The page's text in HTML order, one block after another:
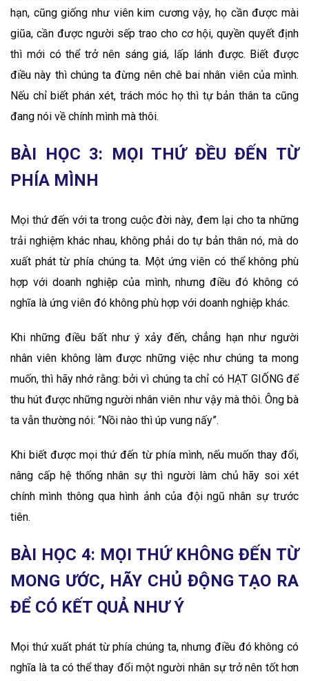
hạn, cũng giống như viên kim cương vậy, họ cần được mài
giũa, cần được người sếp trao cho cơ hội, quyền quyết định
thì mới có thể trở nên sáng giá, lấp lánh được. Biết được
điều này thì chúng ta đừng nên chê bai nhân viên của mình.
Nếu chỉ biết phán xét, trách móc họ thì tự bản thân ta cũng
đang nói về chính mình mà thôi.
BÀI HỌC 3: MỌI THỨ ĐỀU ĐẾN TỪ
PHÍA MÌNH
Mọi thứ đến với ta trong cuộc đời này, đem lại cho ta những
trải nghiệm khác nhau, không phải do tự bản thân nó, mà do
xuất phát từ phía chúng ta. Một ứng viên có thể không phù
hợp với doanh nghiệp của mình, nhưng điều đó không có
nghĩa là ứng viên đó không phù hợp với doanh nghiệp khác.
Khi những điều bất như ý xảy đến, chẳng hạn như người
nhân viên không làm được những việc như chúng ta mong
muốn, thì hãy nhớ rằng: bởi vì chúng ta chỉ có HẠT GIỐNG để
thu hút được những người nhân viên như vậy mà thôi. Ông bà
ta vẫn thường nói: “Nồi nào thì úp vung nấy”.
Khi biết được mọi thứ đến từ phía mình, nếu muốn thay đổi,
nâng cấp hệ thống nhân sự thì người làm chủ hãy soi xét
chính mình thông qua hình ảnh của đội ngũ nhân sự trước
tiên.
BÀI HỌC 4: MỌI THỨ KHÔNG ĐẾN TỪ
MONG ƯỚC, HÃY CHỦ ĐỘNG TẠO RA
ĐỂ CÓ KẾT QUẢ NHƯ Ý
Mọi thứ xuất phát từ phía chúng ta, nhưng điều đó không có
nghĩa là ta có thể thay đổi một người nhân sự trở nên tốt hơn